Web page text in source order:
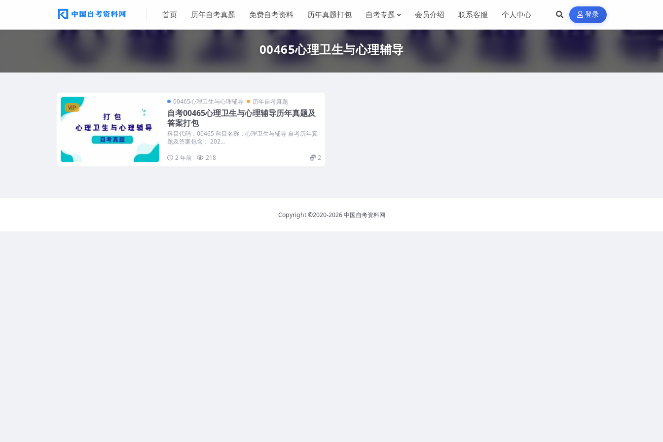
首页 历年自考真题 免费自考资料 历年真题打包 自考专题 会员介绍 联系客服 个人中心 登录
00465心理卫生与心理辅导
VIP
00465心理卫生与心理辅导 历年自考真题
自考00465心理卫生与心理辅导历年真题及
答案打包
科目代码：00465 科目名称：心理卫生与辅导 自考历年真
题及答案包含： 202...
2 年前
218 2
Copyright ©2020-2026中国自考资料网